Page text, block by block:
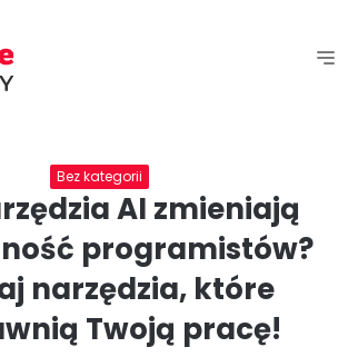
Bez kategorii
AI zmieniają
programistów?
narzędzia, które
Twoją pracę!